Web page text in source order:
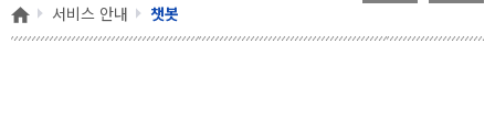
홈 서비스 안내 챗봇